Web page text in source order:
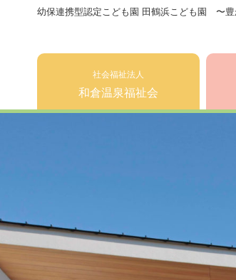
幼保連携型認定こども園 田鶴浜こども園 〜
社会福祉法人
和倉温泉福祉会